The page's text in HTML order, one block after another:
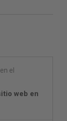
web en